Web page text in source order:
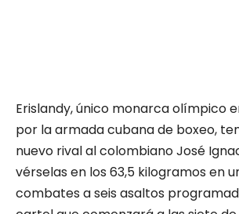
Erislandy, único monarca olímpico
por la armada cubana de boxeo,
nuevo rival al colombiano José
vérselas en los 63,5 kilogramos en
combates a seis asaltos